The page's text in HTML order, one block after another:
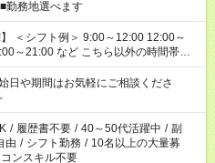
務地選べます
～
こちら以外の時間帯も
！
や期間はお気軽にご相談くださ
/ 履歴書不要 / 40～50代活躍中 / 副
由 / シフト勤務 / 10名以上の大量募
ンスキル不要